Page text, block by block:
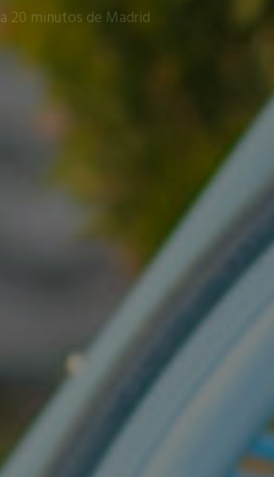
a 20 minutos de Madrid